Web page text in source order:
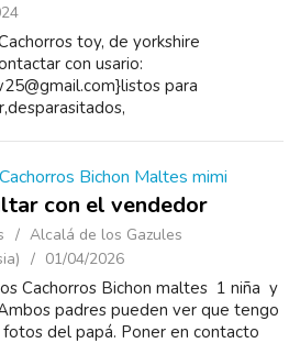
toy, de yorkshire
con usario:
para
y pedigree
1,200 kg,madre...
Bichon Maltes mimi
con el vendedor
Alcalá de los Gazules
01/04/2026
Cachorros Bichon maltes 1 niña y
padres pueden ver que tengo
del papá. Poner en contacto